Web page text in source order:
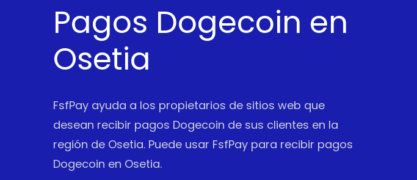
Pagos Dogecoin en
Osetia
FsfPay ayuda a los propietarios de sitios web que
desean recibir pagos Dogecoin de sus clientes en la
región de Osetia. Puede usar FsfPay para recibir pagos
Dogecoin en Osetia.